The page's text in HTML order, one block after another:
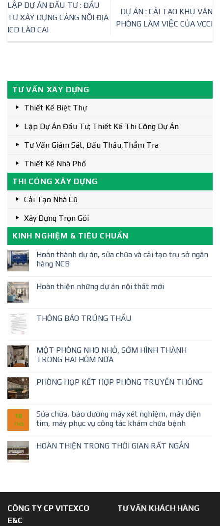
LẬP DỰ ÁN ĐẦU TƯ : ĐẦU
TƯ XÂY DỰNG CẢNG NỘI ĐỊA
ICD LÀO CAI
DỰ ÁN : CẢI TẠO KHU VĂN
PHÒNG LÀM VIỆC CỦA VCCI
TƯ VẤN XÂY DỰNG
Thiết Kế Biệt Thự
Lập Dự Án Đầu Tư; Thiết Kế Thi Công Dự Án
Tư Vấn Giám Sát, Đấu Thầu,thẩm Tra
Thiết Kế Nhà Phố
THI CÔNG XÂY DỰNG
Cải Tạo Nhà Cũ
Xây Dựng Trọn Gói
KINH NGHIỆM & TIÊU CHUẨN
Hoàn thành dự án, sửa chữa và cải tạo trụ sở ngân
hàng NCB
Hoàn thiện những dự án nội thất mới
THÔNG BÁO TRÚNG THẦU
MỘT PHÒNG NHO NHỎ, SỚM HÌNH THÀNH
TRONG HAI HÔM NỮA
PHÒNG HỌP KẾT HỢP PHÒNG TRUYỀN THỐNG
10
TH9
Sửa chữa, bảo dưỡng máy xét nghiệm, máy điện
tim, máy phục vụ công tác khám chữa bệnh
HOÀN THIỆN TRONG THỜI GIAN RẤT NGẮN
CÔNG TY CP VITEXCO
E&C
TƯ VẤN KHÁCH HÀNG